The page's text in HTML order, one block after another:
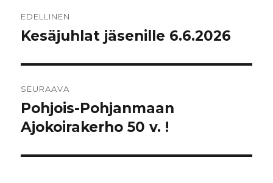
selaus
EDELLINEN
Edellinen
Kesäjuhlat jäsenille 6.6.2026
SEURAAVA
Seuraava
artikkeli:
Pohjois-Pohjanmaan
Ajokoirakerho 50 v. !